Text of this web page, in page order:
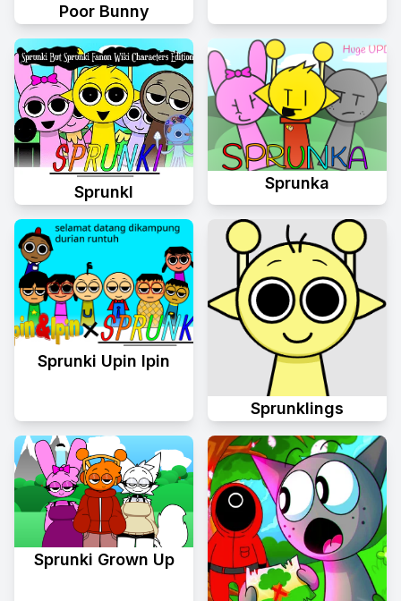
Poor Bunny
Sprunkl
Sprunka
Sprunki Upin Ipin
Sprunklings
Sprunki Grown Up